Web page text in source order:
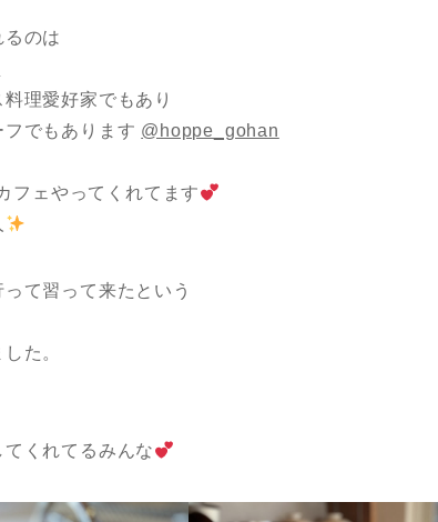
のは
理愛好家でもあり
でもあります @hoppe_gohan
フェやってくれてます
て習って来たという
た。
くれてるみんな